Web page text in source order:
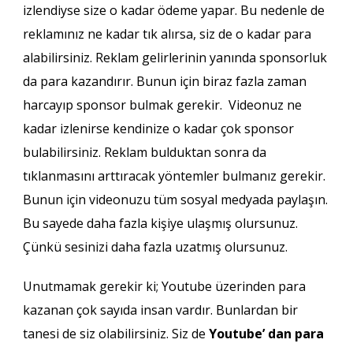
izlendiyse size o kadar ödeme yapar. Bu nedenle de
reklamınız ne kadar tık alırsa, siz de o kadar para
alabilirsiniz. Reklam gelirlerinin yanında sponsorluk
da para kazandırır. Bunun için biraz fazla zaman
harcayıp sponsor bulmak gerekir. Videonuz ne
kadar izlenirse kendinize o kadar çok sponsor
bulabilirsiniz. Reklam bulduktan sonra da
tıklanmasını arttıracak yöntemler bulmanız gerekir.
Bunun için videonuzu tüm sosyal medyada paylaşın.
Bu sayede daha fazla kişiye ulaşmış olursunuz.
Çünkü sesinizi daha fazla uzatmış olursunuz.
Unutmamak gerekir ki; Youtube üzerinden para
kazanan çok sayıda insan vardır. Bunlardan bir
tanesi de siz olabilirsiniz. Siz de Youtube’ dan para